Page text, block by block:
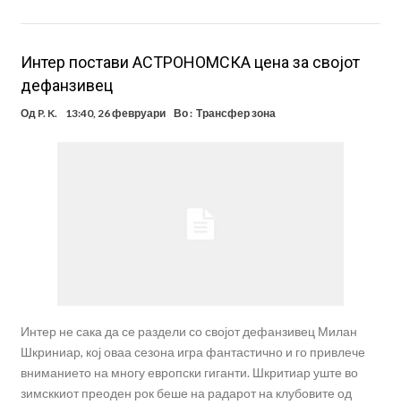
Интер постави АСТРОНОМСКА цена за својот
дефанзивец
Од P. K. 13:40, 26 февруари Во : Трансфер зона
Интер не сака да се раздели со својот дефанзивец Милан
Шкриниар, кој оваа сезона игра фантастично и го привлече
вниманието на многу европски гиганти. Шкритиар уште во
зимсккиот преоден рок беше на радарот на клубовите од